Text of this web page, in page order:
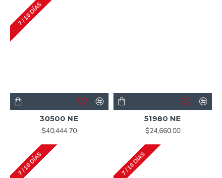
7 / 10 DÍAS
30500 NE
$40,444.70
51980 NE
$24,660.00
7 / 10 DÍAS 7 / 10 DÍAS